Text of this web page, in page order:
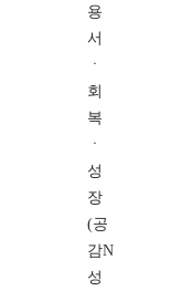
용
서
ㆍ
회
복
ㆍ
성
장
(공
감N
성